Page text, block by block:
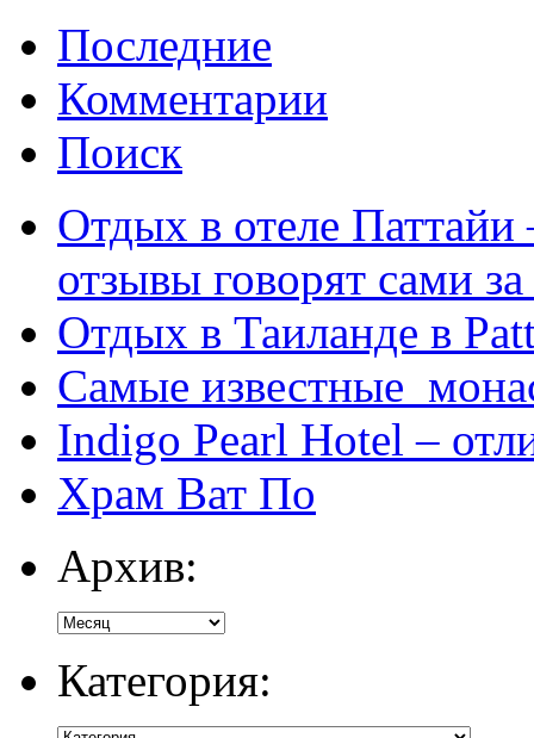
Последние
Комментарии
Поиск
Отдых в отеле
отзывы говорят сами за
Отдых в Таиланде в
Самые известные
Indigo Pearl Hotel –
Храм Ват По
Архив:
Категория: